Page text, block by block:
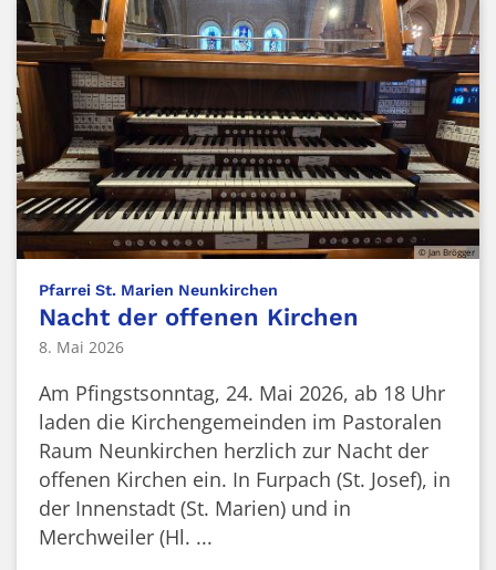
© Jan Brögger
Pfarrei St. Marien Neunkirchen
Nacht der offenen Kirchen
8. Mai 2026
Am Pfingstsonntag, 24. Mai 2026, ab 18 Uhr
laden die Kirchengemeinden im Pastoralen
Raum Neunkirchen herzlich zur Nacht der
offenen Kirchen ein. In Furpach (St. Josef), in
der Innenstadt (St. Marien) und in
Merchweiler (Hl. ...